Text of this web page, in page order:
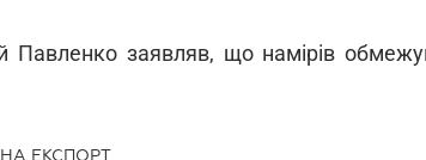
Павленко заявляв, що намірів
ЕКСПОРТ